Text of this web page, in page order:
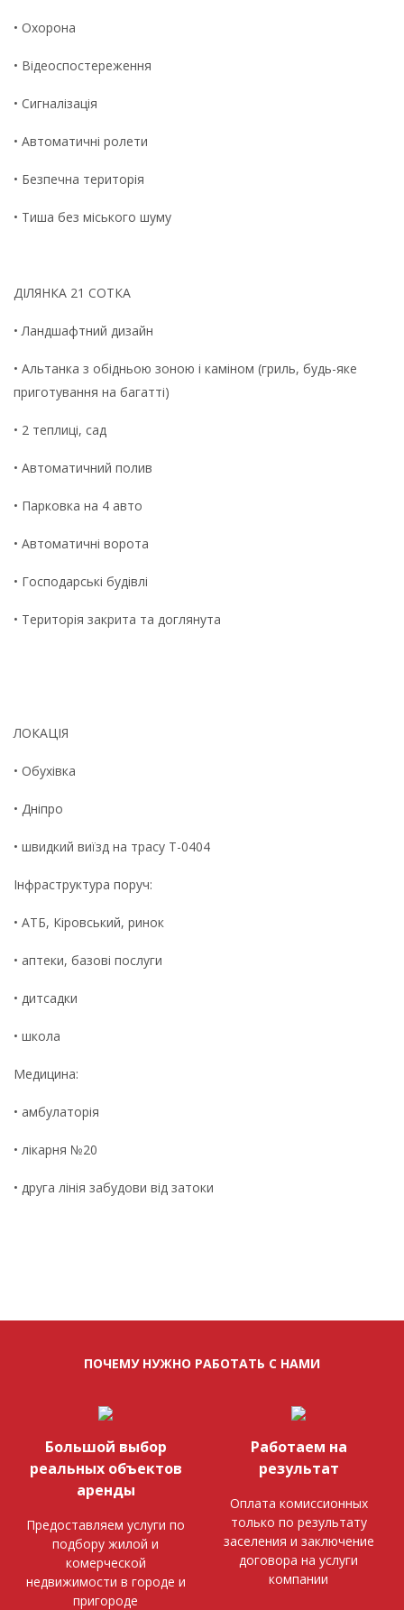
• Охорона
• Відеоспостереження
• Сигналізація
• Автоматичні ролети
• Безпечна територія
• Тиша без міського шуму
ДІЛЯНКА 21 СОТКА
• Ландшафтний дизайн
• Альтанка з обідньою зоною і каміном (гриль, будь-яке
приготування на багатті)
• 2 теплиці, сад
• Автоматичний полив
• Парковка на 4 авто
• Автоматичні ворота
• Господарські будівлі
• Територія закрита та доглянута
ЛОКАЦІЯ
• Обухівка
• Дніпро
• швидкий виїзд на трасу Т-0404
Інфраструктура поруч:
• АТБ, Кіровський, ринок
• аптеки, базові послуги
• дитсадки
• школа
Медицина:
• амбулаторія
• лікарня №20
• друга лінія забудови від затоки
ПОЧЕМУ НУЖНО РАБОТАТЬ С НАМИ
Большой выбор
реальных объектов
аренды
Предоставляем услуги по
подбору жилой и
комерческой
недвижимости в городе и
пригороде
Работаем на
результат
Оплата комиссионных
только по результату
заселения и заключение
договора на услуги
компании